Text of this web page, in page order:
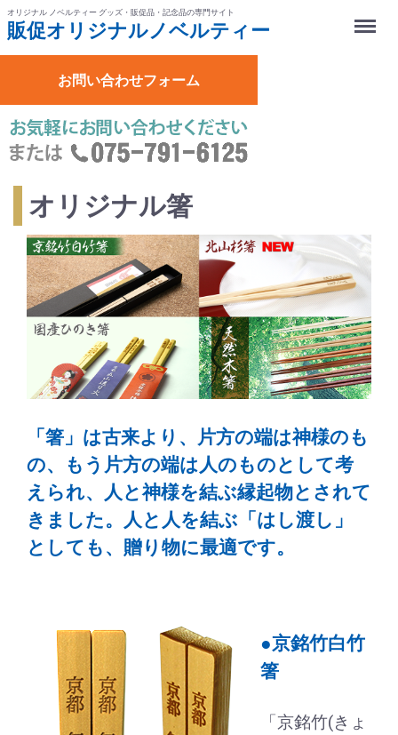
オリジナル ノベルティー グッズ・販促品・記念品の専門サイト
販促オリジナルノベルティー
お問い合わせフォーム
Menu
オリジナル箸
「箸」は古来より、片方の端は神様のも
の、もう片方の端は人のものとして考
えられ、人と神様を結ぶ縁起物とされて
きました。人と人を結ぶ「はし渡し」
としても、贈り物に最適です。
●京銘竹白竹
箸
「京銘竹(きょ